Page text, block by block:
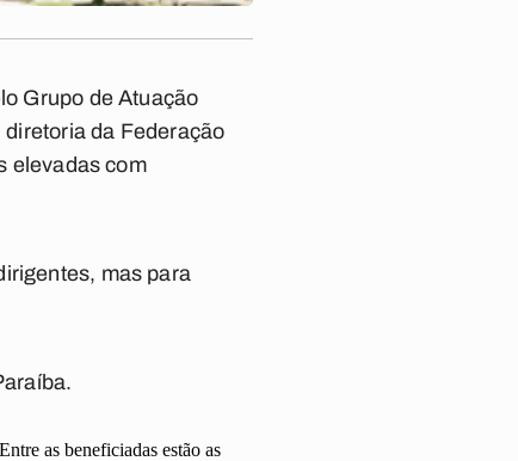
Grupo de Atuação
da Federação
elevadas com
mas para
as beneficiadas estão as